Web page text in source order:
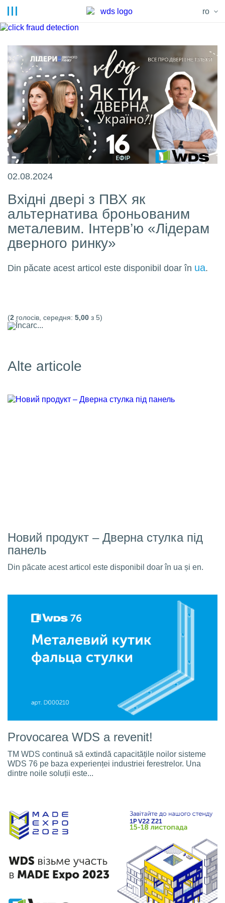
ro
02.08.2024
Вхідні двері з ПВХ як
альтернатива броньованим
металевим. Інтерв’ю «Лідерам
дверного ринку»
Din păcate acest articol este disponibil doar în ua.
(2 голосів, середня: 5,00 з 5)
Încarc...
Alte articole
Новий продукт – Дверна стулка під
панель
Din păcate acest articol este disponibil doar în ua și en.
Provocarea WDS a revenit!
TM WDS continuă să extindă capacitățile noilor sisteme
WDS 76 pe baza experienței industriei ferestrelor. Una
dintre noile soluții este...